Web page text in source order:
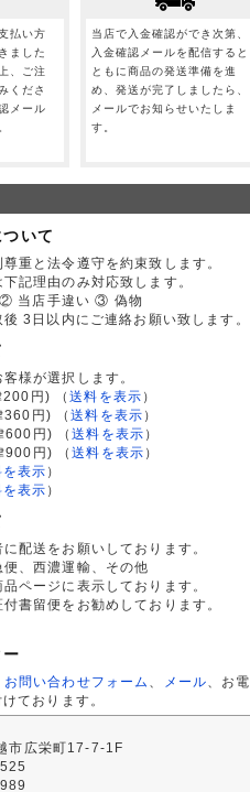
払い方
ました
、ご注
くださ
メール
当店で入金確認ができ次第、
入金確認メールを配信すると
ともに商品の発送準備を進
め、発送が完了しましたら、
メールでお知らせいたしま
す。
いて
重と法令遵守を約束致します。
記理由のみ対応致します。
当店手違い ③ 偽物
3日以内にご連絡お願い致します。
様が選択します。
200円)
（送料を表示 ）
360円)
（送料を表示 ）
600円)
（送料を表示 ）
900円)
（送料を表示 ）
を表示 ）
を表示 ）
配送をお願いしております。
便、西濃運輸、その他
ページに表示しております。
書留便をお勧めしております。
お問い合わせフォーム メール 、お電
ております。
市広栄町17-7-1F